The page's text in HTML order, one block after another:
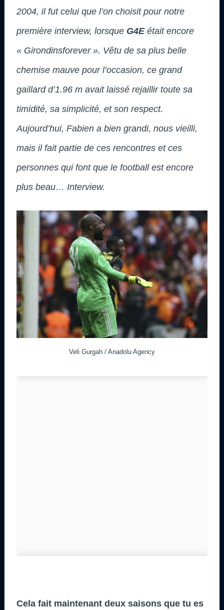
2004, il fut celui que l’on choisit pour notre
première interview, lorsque G4Eétait encore
« Girondinsforever ». Vêtu de sa plus belle
chemise mauve pour l’occasion, ce grand
gaillard d’1.96 m avait laissé rejaillir toute sa
timidité, sa simplicité, et son respect.
Aujourd’hui, Fabien a bien grandi, nous vieilli,
mais il fait partie de ces rencontres et ces
personnes qui font que le football est encore
plus beau… Interview.
Veli Gurgah / Anadolu Agency
Cela fait maintenant deux saisons que tu es